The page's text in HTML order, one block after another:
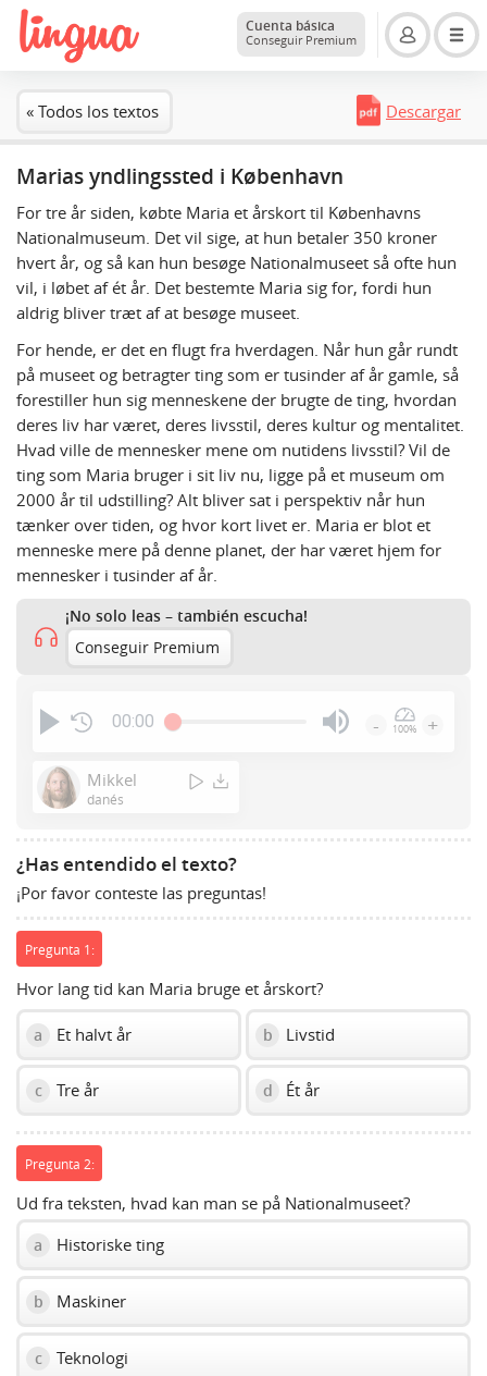
Cuenta básica
Conseguir Premium
« Todos los textos Descargar
Marias yndlingssted i København
For tre år siden, købte Maria et årskort til Københavns
Nationalmuseum. Det vil sige, at hun betaler 350 kroner
hvert år, og så kan hun besøge Nationalmuseet så ofte hun
vil, i løbet af ét år. Det bestemte Maria sig for, fordi hun
aldrig bliver træt af at besøge museet.
For hende, er det en flugt fra hverdagen. Når hun går rundt
på museet og betragter ting som er tusinder af år gamle, så
forestiller hun sig menneskene der brugte de ting, hvordan
deres liv har været, deres livsstil, deres kultur og mentalitet.
Hvad ville de mennesker mene om nutidens livsstil? Vil de
ting som Maria bruger i sit liv nu, ligge på et museum om
2000 år til udstilling? Alt bliver sat i perspektiv når hun
tænker over tiden, og hvor kort livet er. Maria er blot et
menneske mere på denne planet, der har været hjem for
mennesker i tusinder af år.
¡No solo leas – también escucha!
Conseguir Premium
00:00 - 100% +
Mikkel
danés
¿Has entendido el texto?
¡Por favor conteste las preguntas!
Pregunta 1:
Hvor lang tid kan Maria bruge et årskort?
a Et halvt år b Livstid
c Tre år d Ét år
Pregunta 2:
Ud fra teksten, hvad kan man se på Nationalmuseet?
a Historiske ting
b Maskiner
c Teknologi